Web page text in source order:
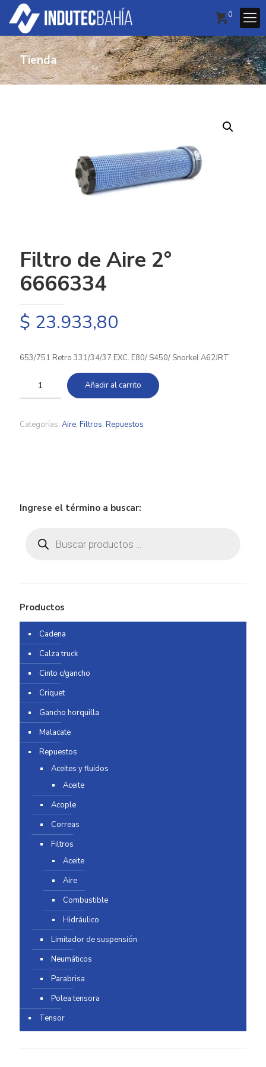
0
Tienda
Filtro de Aire 2°
6666334
$ 23.933,80
653/751 Retro 331/34/37 EXC. E80/ S450/ Snorkel A62JRT
Añadir al carrito
Categorías: Aire, Filtros, Repuestos
Ingrese el término a buscar:
productos
Productos
Cadena
Calza truck
Cinto c/gancho
Criquet
Gancho horquilla
Malacate
Repuestos
Aceites y fluidos
Aceite
Acople
Correas
Filtros
Aceite
Aire
Combustible
Hidráulico
Limitador de suspensión
Neumáticos
Parabrisa
Polea tensora
Tensor